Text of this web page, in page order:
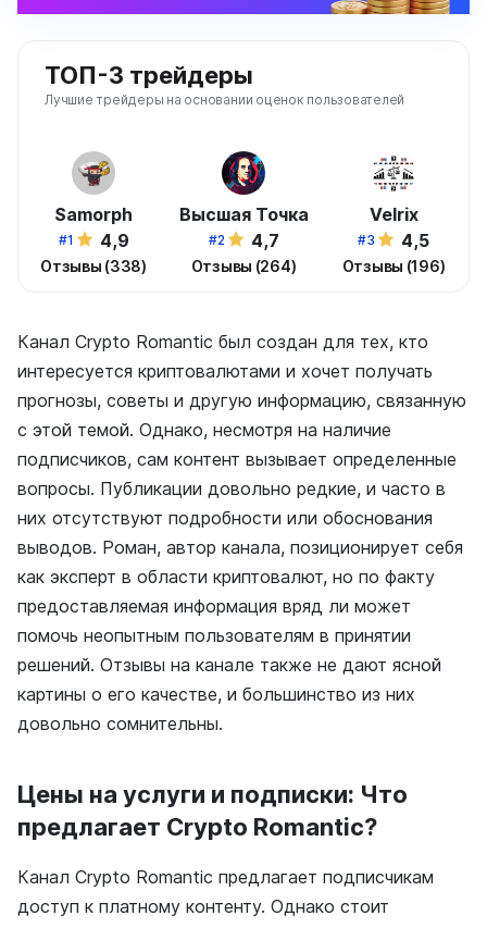
ТОП-3 трейдеры
Лучшие трейдеры на основании оценок пользователей
Samorph
#1 4,9
Отзывы (338)
Высшая Точка
#2 4,7
Отзывы (264)
Velrix
#3 4,5
Отзывы (196)
Канал Crypto Romantic был создан для тех, кто
интересуется криптовалютами и хочет получать
прогнозы, советы и другую информацию, связанную
с этой темой. Однако, несмотря на наличие
подписчиков, сам контент вызывает определенные
вопросы. Публикации довольно редкие, и часто в
них отсутствуют подробности или обоснования
выводов. Роман, автор канала, позиционирует себя
как эксперт в области криптовалют, но по факту
предоставляемая информация вряд ли может
помочь неопытным пользователям в принятии
решений. Отзывы на канале также не дают ясной
картины о его качестве, и большинство из них
довольно сомнительны.
Цены на услуги и подписки: Что
предлагает Crypto Romantic?
Канал Crypto Romantic предлагает подписчикам
доступ к платному контенту. Однако стоит